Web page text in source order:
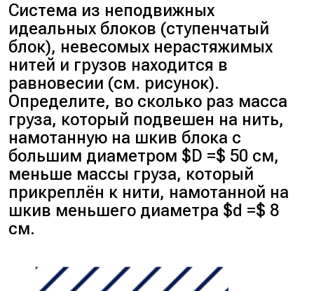
Система из неподвижных
идеальных блоков (ступенчатый
блок), невесомых нерастяжимых
нитей и грузов находится в
равновесии (см. рисунок).
Определите, во сколько раз масса
груза, который подвешен на нить,
намотанную на шкив блока с
большим диаметром $D =$ 50 см,
меньше массы груза, который
прикреплён к нити, намотанной на
шкив меньшего диаметра $d =$ 8
см.